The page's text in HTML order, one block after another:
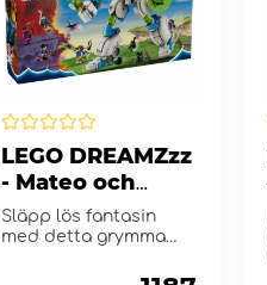
LEGO DREAMZzz
- Mateo och
riddarstridsrobo
ten Z-Blob
Släpp lös fantasin
med detta grymma
barn vara kreat...